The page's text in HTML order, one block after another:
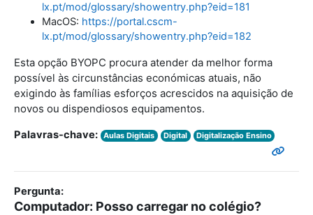
lx.pt/mod/glossary/showentry.php?eid=181
MacOS: https://portal.cscm-
lx.pt/mod/glossary/showentry.php?eid=182
Esta opção BYOPC procura atender da melhor forma
possível às circunstâncias económicas atuais, não
exigindo às famílias esforços acrescidos na aquisição de
novos ou dispendiosos equipamentos.
Palavras-chave: Aulas Digitais Digital Digitalização Ensino
Pergunta:
Computador: Posso carregar no colégio?